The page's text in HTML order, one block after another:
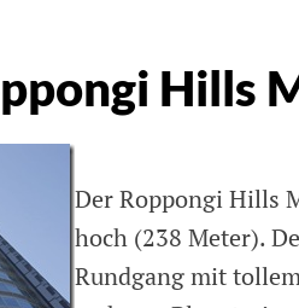
Hills
Der Roppongi Hills
hoch (238 Meter).
Rundgang mit